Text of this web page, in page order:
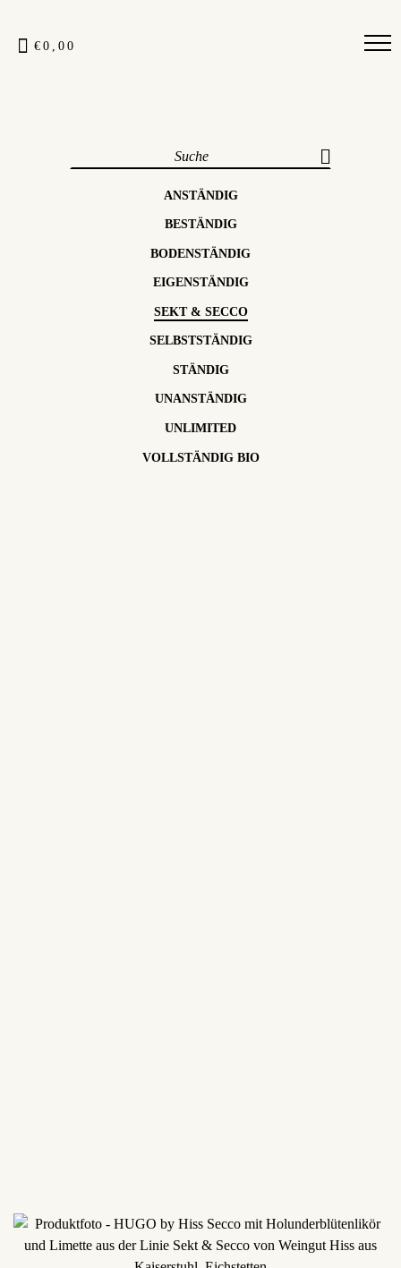
€0,00
ANSTÄNDIG
BESTÄNDIG
BODENSTÄNDIG
EIGENSTÄNDIG
SEKT & SECCO
SELBSTSTÄNDIG
STÄNDIG
UNANSTÄNDIG
UNLIMITED
VOLLSTÄNDIG BIO